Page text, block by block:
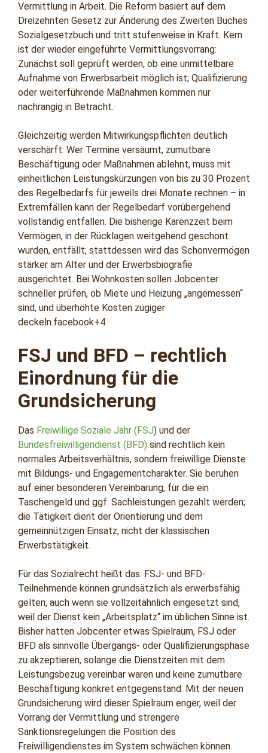
Vermittlung in Arbeit. Die Reform basiert auf dem
Dreizehnten Gesetz zur Änderung des Zweiten Buches
Sozialgesetzbuch und tritt stufenweise in Kraft. Kern
ist der wieder eingeführte Vermittlungsvorrang:
Zunächst soll geprüft werden, ob eine unmittelbare
Aufnahme von Erwerbsarbeit möglich ist; Qualifizierung
oder weiterführende Maßnahmen kommen nur
nachrangig in Betracht.
Gleichzeitig werden Mitwirkungspflichten deutlich
verschärft: Wer Termine versäumt, zumutbare
Beschäftigung oder Maßnahmen ablehnt, muss mit
einheitlichen Leistungskürzungen von bis zu 30 Prozent
des Regelbedarfs für jeweils drei Monate rechnen – in
Extremfällen kann der Regelbedarf vorübergehend
vollständig entfallen. Die bisherige Karenzzeit beim
Vermögen, in der Rücklagen weitgehend geschont
wurden, entfällt; stattdessen wird das Schonvermögen
stärker am Alter und der Erwerbsbiografie
ausgerichtet. Bei Wohnkosten sollen Jobcenter
schneller prüfen, ob Miete und Heizung „angemessen“
sind, und überhöhte Kosten zügiger
deckeln.facebook+4
FSJ und BFD – rechtlich
Einordnung für die
Grundsicherung
Das Freiwillige Soziale Jahr (FSJ) und der
Bundesfreiwilligendienst (BFD) sind rechtlich kein
normales Arbeitsverhältnis, sondern freiwillige Dienste
mit Bildungs‑ und Engagementcharakter. Sie beruhen
auf einer besonderen Vereinbarung, für die ein
Taschengeld und ggf. Sachleistungen gezahlt werden;
die Tätigkeit dient der Orientierung und dem
gemeinnützigen Einsatz, nicht der klassischen
Erwerbstätigkeit.
Für das Sozialrecht heißt das: FSJ- und BFD-
Teilnehmende können grundsätzlich als erwerbsfähig
gelten, auch wenn sie vollzeitähnlich eingesetzt sind,
weil der Dienst kein „Arbeitsplatz“ im üblichen Sinne ist.
Bisher hatten Jobcenter etwas Spielraum, FSJ oder
BFD als sinnvolle Übergangs- oder Qualifizierungsphase
zu akzeptieren, solange die Dienstzeiten mit dem
Leistungsbezug vereinbar waren und keine zumutbare
Beschäftigung konkret entgegenstand. Mit der neuen
Grundsicherung wird dieser Spielraum enger, weil der
Vorrang der Vermittlung und strengere
Sanktionsregelungen die Position des
Freiwilligendienstes im System schwächen können.